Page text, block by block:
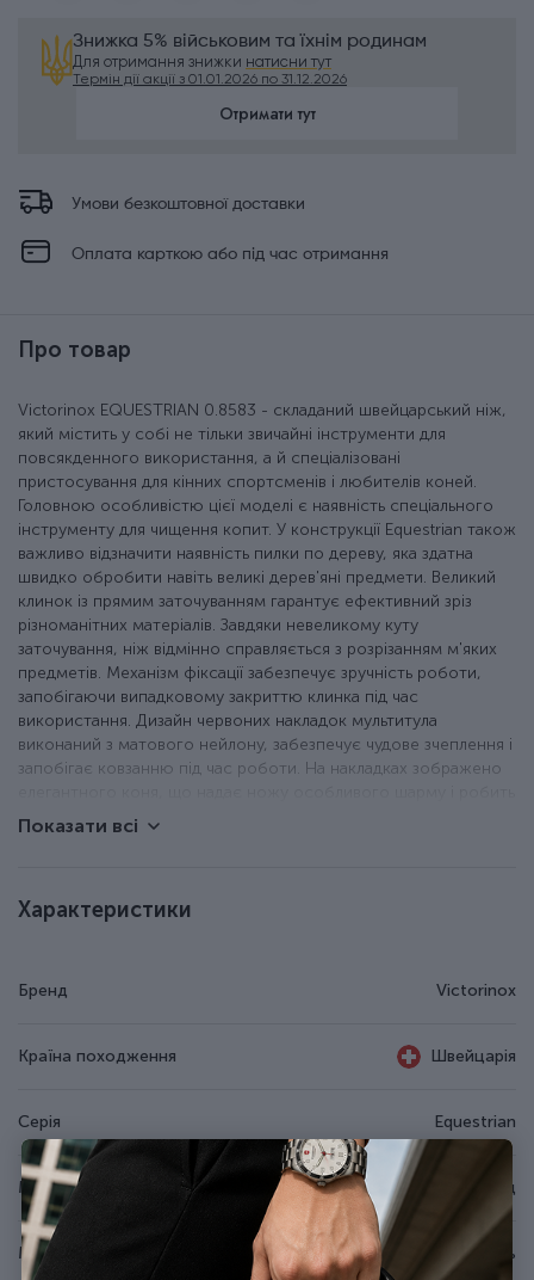
Знижка 5% військовим та їхнім родинам
Для отримання знижки натисни тут
Термін дії акції з 01.01.2026 по 31.12.2026
Отримати тут
Умови безкоштовної доставки
Оплата карткою або під час отримання
Про товар
Victorinox EQUESTRIAN 0.8583 - складаний швейцарський ніж,
який містить у собі не тільки звичайні інструменти для
повсякденного використання, а й спеціалізовані
пристосування для кінних спортсменів і любителів коней.
Головною особливістю цієї моделі є наявність спеціального
інструменту для чищення копит. У конструкції Equestrian також
важливо відзначити наявність пилки по дереву, яка здатна
швидко обробити навіть великі дерев'яні предмети. Великий
клинок із прямим заточуванням гарантує ефективний зріз
різноманітних матеріалів. Завдяки невеликому куту
заточування, ніж відмінно справляється з розрізанням м'яких
предметів. Механізм фіксації забезпечує зручність роботи,
запобігаючи випадковому закриттю клинка під час
використання. Дизайн червоних накладок мультитула
виконаний з матового нейлону, забезпечує чудове зчеплення і
запобігає ковзанню під час роботи. На накладках зображено
його ідеальним аксесуаром для всіх, хто цінує справжню
штопор;
+ велика плоска викрутка;
пилка по дереву;
пінцет;
пластикова зубочистка;
кільце для ключів або темляка.
Особливості ножа Victorinox 0.8583
Показати всі
Характеристики
Бренд Victorinox
Країна походження Швейцарія
Серія Equestrian
Матеріал руків'я/накладок Поліамід
Матеріал леза Неіржавна сталь